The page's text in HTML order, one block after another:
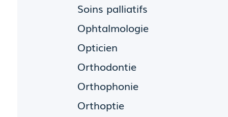
Soins palliatifs
Ophtalmologie
Opticien
Orthodontie
Orthophonie
Orthoptie